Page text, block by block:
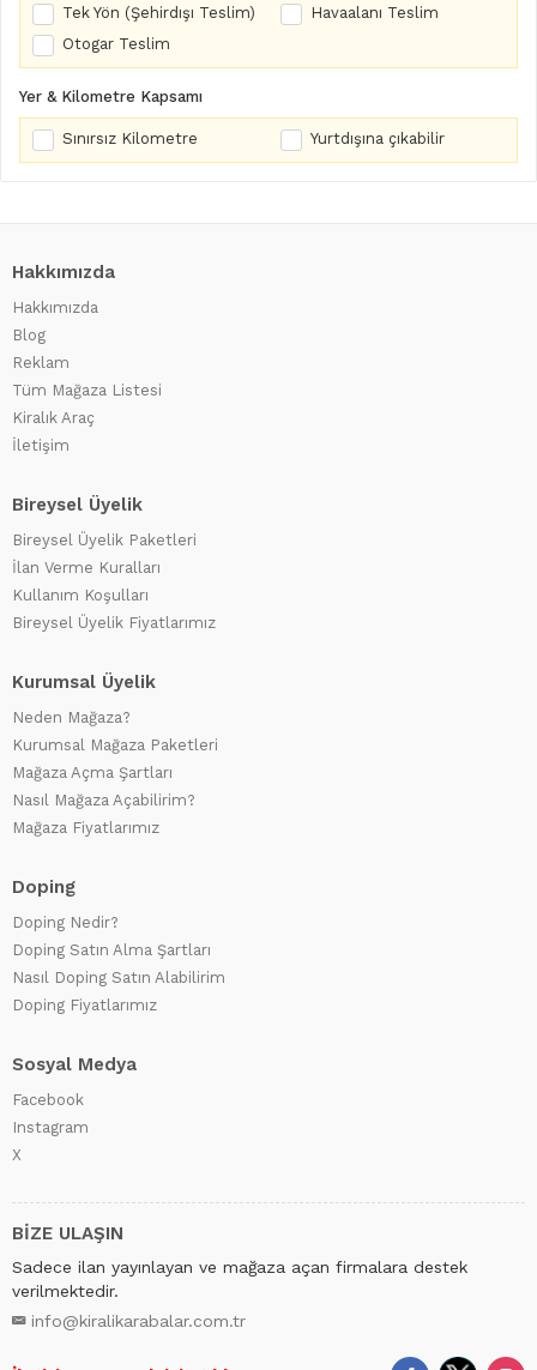
Tek Yön (Şehirdışı Teslim)
Havaalanı Teslim
Otogar Teslim
Yer & Kilometre Kapsamı
Sınırsız Kilometre Yurtdışına çıkabilir
Hakkımızda
Hakkımızda
Blog
Reklam
Tüm Mağaza Listesi
Kiralık Araç
İletişim
Bireysel Üyelik
Bireysel Üyelik Paketleri
İlan Verme Kuralları
Kullanım Koşulları
Bireysel Üyelik Fiyatlarımız
Kurumsal Üyelik
Neden Mağaza?
Kurumsal Mağaza Paketleri
Mağaza Açma Şartları
Nasıl Mağaza Açabilirim?
Mağaza Fiyatlarımız
Doping
Doping Nedir?
Doping Satın Alma Şartları
Nasıl Doping Satın Alabilirim
Doping Fiyatlarımız
Sosyal Medya
Facebook
Instagram
X
BİZE ULAŞIN
Sadece ilan yayınlayan ve mağaza açan firmalara destek
verilmektedir.
info@kiralikarabalar.com.tr